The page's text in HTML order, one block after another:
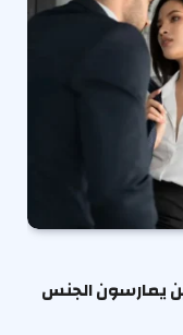
يمارسون الجنس